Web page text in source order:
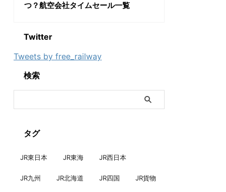
つ？航空会社タイムセール一覧
Twitter
Tweets by free_railway
検索
タグ
JR東日本 JR東海 JR西日本
JR九州 JR北海道 JR四国 JR貨物